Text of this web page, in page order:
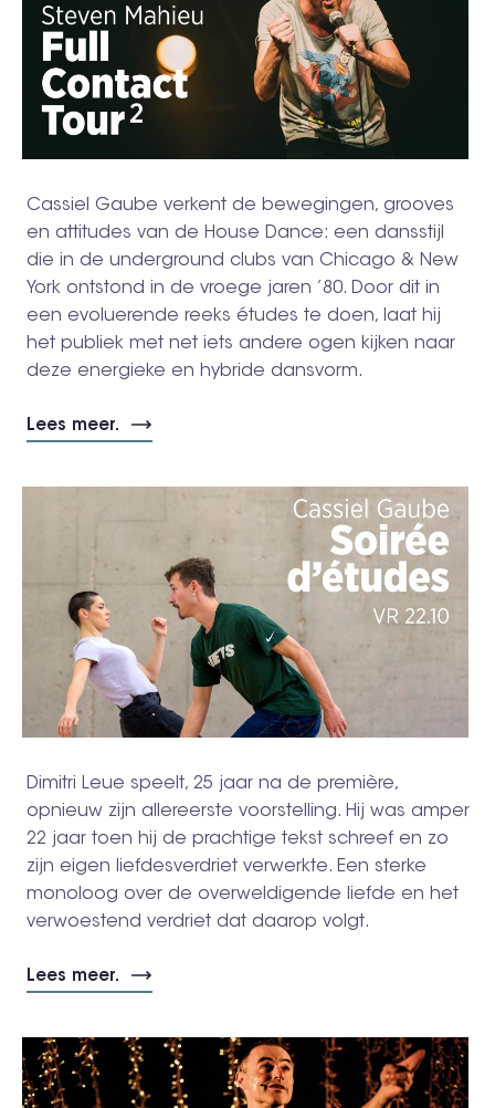
Cassiel Gaube verkent de bewegingen, grooves
en attitudes van de House Dance: een dansstijl
die in de underground clubs van Chicago & New
York ontstond in de vroege jaren ’80. Door dit in
een evoluerende reeks études te doen, laat hij
het publiek met net iets andere ogen kijken naar
deze energieke en hybride dansvorm.
Lees meer.
Dimitri Leue speelt, 25 jaar na de première,
opnieuw zijn allereerste voorstelling. Hij was amper
22 jaar toen hij de prachtige tekst schreef en zo
zijn eigen liefdesverdriet verwerkte. Een sterke
monoloog over de overweldigende liefde en het
verwoestend verdriet dat daarop volgt.
Lees meer.